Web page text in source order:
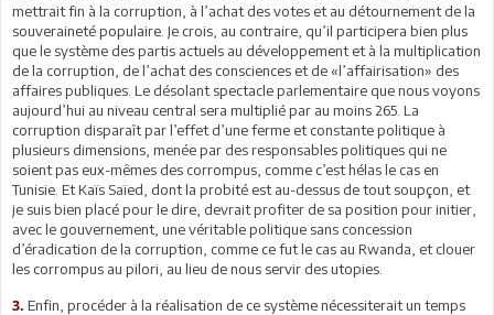
mettrait fin à la corruption, à l’achat des votes et au détournement de la
souveraineté populaire. Je crois, au contraire, qu’il participera bien plus
que le système des partis actuels au développement et à la multiplication
de la corruption, de l’achat des consciences et de «l’affairisation» des
affaires publiques. Le désolant spectacle parlementaire que nous voyons
aujourd’hui au niveau central sera multiplié par au moins 265. La
corruption disparaît par l’effet d’une ferme et constante politique à
plusieurs dimensions, menée par des responsables politiques qui ne
soient pas eux-mêmes des corrompus, comme c’est hélas le cas en
Tunisie. Et Kaïs Saïed, dont la probité est au-dessus de tout soupçon, et
je suis bien placé pour le dire, devrait profiter de sa position pour initier,
avec le gouvernement, une véritable politique sans concession
d’éradication de la corruption, comme ce fut le cas au Rwanda, et clouer
les corrompus au pilori, au lieu de nous servir des utopies.
3. Enfin, procéder à la réalisation de ce système nécessiterait un temps